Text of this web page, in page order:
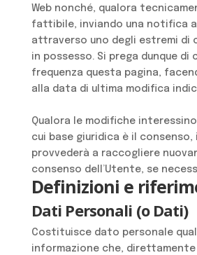
Web nonché, qualora
fattibile, inviando una notifica
attraverso uno degli estremi di
in possesso. Si prega dunque di
frequenza questa pagina,
alla data di ultima modifica
Qualora le modifiche
cui base giuridica è il
provvederà a raccogliere
consenso dell’Utente, se
Definizioni e
Dati Personali (o Dati)
Costituisce dato personale
informazione che, direttamente